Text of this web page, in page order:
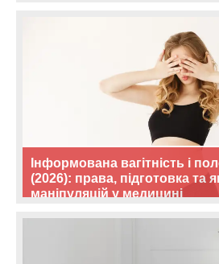
Інформована вагітність і
(2026): права, підготовка та
маніпуляцій у медицині